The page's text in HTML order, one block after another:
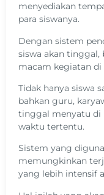
menyediakan
para siswanya.
Dengan sistem
siswa akan tinggal,
macam kegiatan
Tidak hanya siswa
bahkan guru,
tinggal menyatu di
waktu tertentu.
Sistem yang
memungkinkan
yang lebih intensif